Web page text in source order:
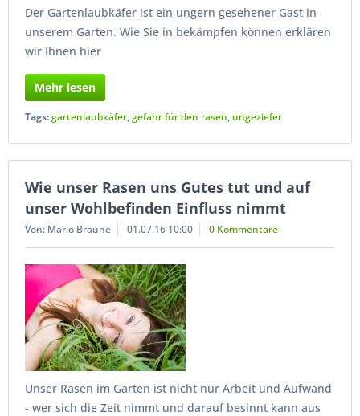
Der Gartenlaubkäfer ist ein ungern gesehener Gast in
unserem Garten. Wie Sie in bekämpfen können erklären
wir Ihnen hier
Mehr lesen
Tags:gartenlaubkäfer,gefahr für den rasen, ungeziefer
Wie unser Rasen uns Gutes tut und auf
unser Wohlbefinden Einfluss nimmt
Von: Mario Braune 01.07.16 10:00 0 Kommentare
Unser Rasen im Garten ist nicht nur Arbeit und Aufwand
- wer sich die Zeit nimmt und darauf besinnt kann aus